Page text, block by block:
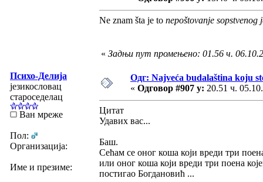
Ne znam šta je to nepoštovanje sopstvenog
« Задњи пут промењено: 01.56 ч.
Психо-Делија
језикословац
староседелац
Ван мреже
Пол:
Организација:
Име и презиме:
Одг: Najveća budalaština koju
« Одговор #907 у: 20.51 ч.
Цитат
Удавих вас...
Баш.
Сећам се оног коша који вреди три
или оног коша који вреди три поена
постигао Богдановић ...